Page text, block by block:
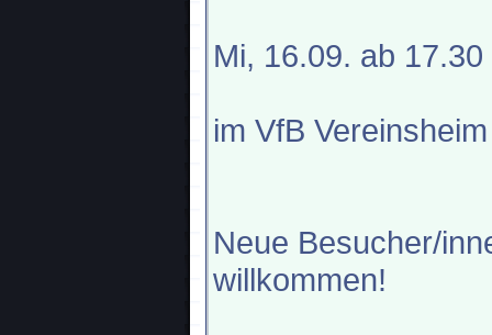
Mi, 16.09. ab 17.30
im VfB
Neue Besucher/
willkommen!